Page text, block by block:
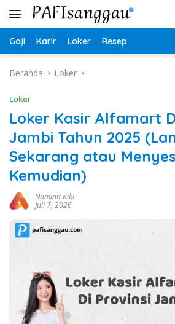
Langsung
Gaji Karir Loker Resep
Beranda Loker
Loker
Loker Kasir Alfamart
Jambi Tahun 2025
Sekarang atau
Kemudian)
Namina Kiki
Juli 7, 2026